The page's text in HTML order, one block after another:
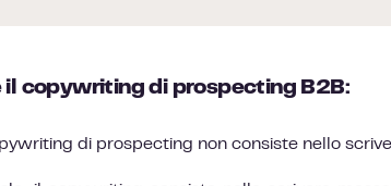
il copywriting di prospecting B2B:
di prospecting non consiste nello